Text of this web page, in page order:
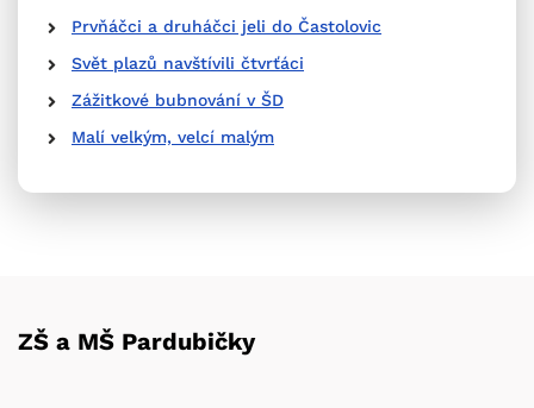
Prvňáčci a druháčci jeli do Častolovic
Svět plazů navštívili čtvrťáci
Zážitkové bubnování v ŠD
Malí velkým, velcí malým
ZŠ a MŠ Pardubičky